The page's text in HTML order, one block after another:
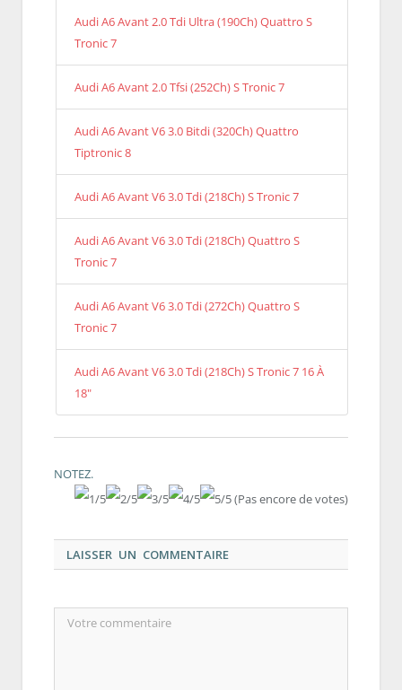
Audi A6 Avant 2.0 Tdi Ultra (190Ch) Quattro S
Tronic 7
Audi A6 Avant 2.0 Tfsi (252Ch) S Tronic 7
Audi A6 Avant V6 3.0 Bitdi (320Ch) Quattro
Tiptronic 8
Audi A6 Avant V6 3.0 Tdi (218Ch) S Tronic 7
Audi A6 Avant V6 3.0 Tdi (218Ch) Quattro S
Tronic 7
Audi A6 Avant V6 3.0 Tdi (272Ch) Quattro S
Tronic 7
Audi A6 Avant V6 3.0 Tdi (218Ch) S Tronic 7 16 À
18"
NOTEZ.
(Pas encore de votes)
LAISSER UN COMMENTAIRE